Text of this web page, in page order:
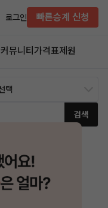
로그인 빠른승계 신청
커뮤니티 가격표제원
검색